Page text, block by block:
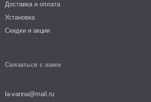
Доставка и оплата
Установка
Скидки и акции
Связаться с нами
la-vanna@mail.ru